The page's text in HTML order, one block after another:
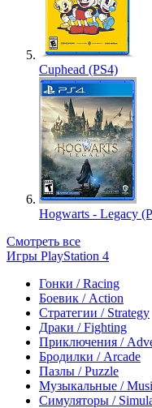
Cuphead (PS4)
Hogwarts - Legacy
Смотреть все
Игры PlayStation 4
Гонки / Racing
Боевик / Action
Стратегии / Strategy
Драки / Fighting
Приключения /
Бродилки / Arcade
Пазлы / Puzzle
Музыкальные /
Симуляторы /